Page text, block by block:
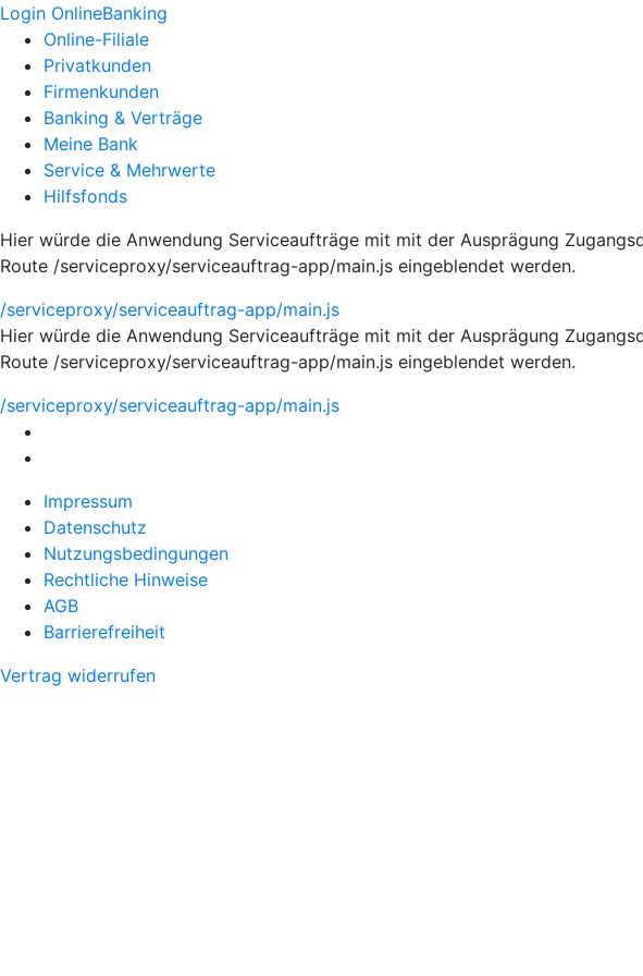
Login OnlineBanking
Online-Filiale
Privatkunden
Firmenkunden
Banking & Verträge
Meine Bank
Service & Mehrwerte
Hilfsfonds
Hier würde die Anwendung Serviceaufträge mit mit der Ausprägung
Route /serviceproxy/serviceauftrag-app/main.js eingeblendet werden.
/serviceproxy/serviceauftrag-app/main.js
Hier würde die Anwendung Serviceaufträge mit mit der Ausprägung
Route /serviceproxy/serviceauftrag-app/main.js eingeblendet werden.
/serviceproxy/serviceauftrag-app/main.js
Impressum
Datenschutz
Nutzungsbedingungen
Rechtliche Hinweise
AGB
Barrierefreiheit
Vertrag widerrufen